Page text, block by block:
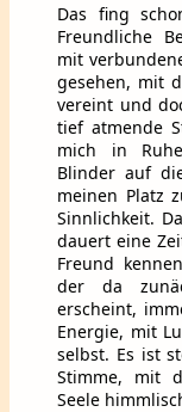
Das fing
Freundliche
mit
gesehen, mit
vereint und
tief atmende
mich in
Blinder auf
meinen Platz
Sinnlichkeit.
dauert eine
Freund
der da
erscheint,
Energie, mit
selbst. Es ist
Stimme, mit
Seele